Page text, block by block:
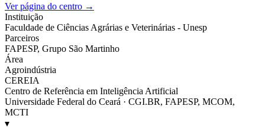
Ver página do centro →
Instituição
Faculdade de Ciências Agrárias e Veterinárias - Unesp
Parceiros
FAPESP, Grupo São Martinho
Área
Agroindústria
CEREIA
Centro de Referência em Inteligência Artificial
Universidade Federal do Ceará · CGI.BR, FAPESP, MCOM,
MCTI
▾